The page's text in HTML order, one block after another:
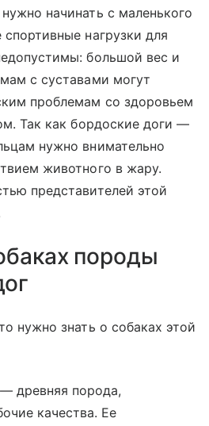
начинать с маленького
нагрузки для
большой вес и
с суставами могут
проблемам со здоровьем
Так как бордоские доги —
нужно внимательно
животного в жару.
представителей этой
породы
нужно знать о собаках этой
древняя порода,
качества. Ее